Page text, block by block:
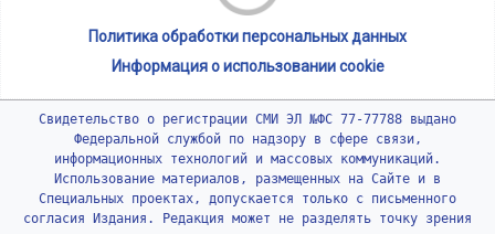
Политика обработки персональных данных
Информация о использовании cookie
Свидетельство о регистрации СМИ ЭЛ №ФС 77-77788 выдано
Федеральной службой по надзору в сфере связи,
информационных технологий и массовых коммуникаций.
Использование материалов, размещенных на Сайте и в
Специальных проектах, допускается только с письменного
согласия Издания. Редакция может не разделять точку зрения